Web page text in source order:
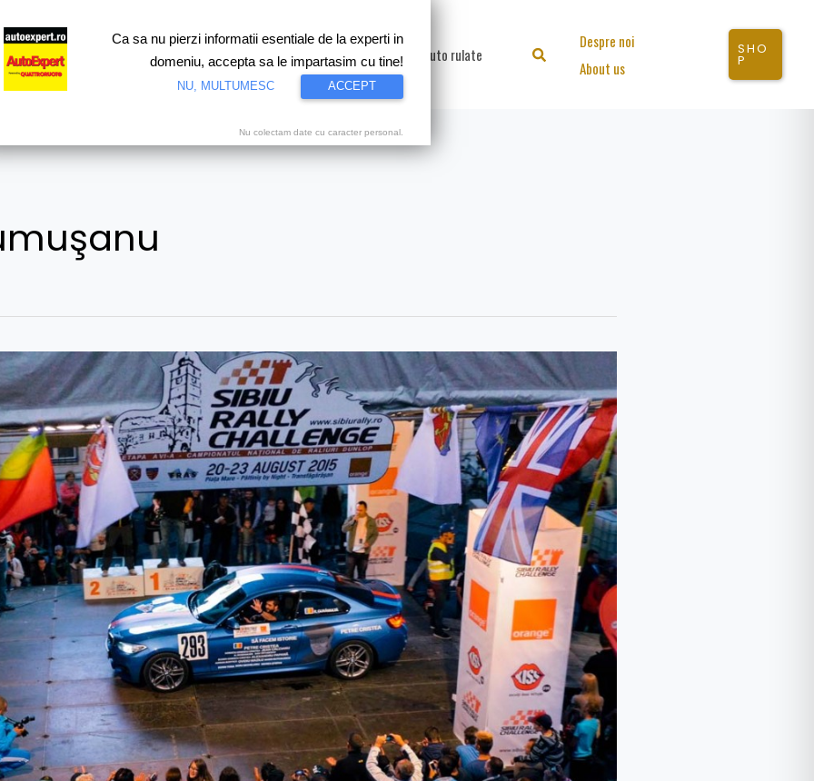
Test drive Motorsport Proiecte speciale Video Auto rulate Search
Despre noi
About us
SHO
P
Ca sa nu pierzi informatii esentiale de la experti in
domeniu, accepta sa le impartasim cu tine!
NU, MULTUMESC ACCEPT
Nu colectam date cu caracter personal.